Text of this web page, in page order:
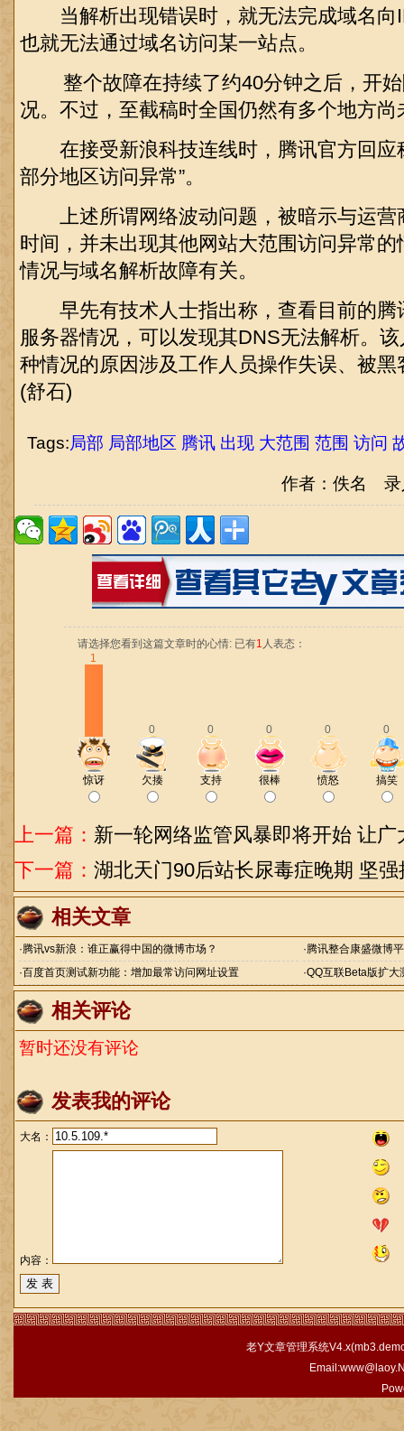
当解析出现错误时，就无法完成域名向
也就无法通过域名访问某一站点。
整个故障在持续了约40分钟之后，开始
况。不过，至截稿时全国仍然有多个地方
在接受新浪科技连线时，腾讯官方回应
部分地区访问异常”。
上述所谓网络波动问题，被暗示与运营
时间，并未出现其他网站大范围访问异常
情况与域名解析故障有关。
早先有技术人士指出称，查看目前的腾
服务器情况，可以发现其DNS无法解析。
种情况的原因涉及工作人员操作失误、被
(舒石)
Tags:局部 局部地区 腾讯 出现 大范围 范围 访问
作者：佚名 录
请选择您看到这篇文章时的心情: 已有1 人表态：
1
0 0 0 0 0
惊讶 欠揍 支持 很棒 愤怒 搞笑
上一篇： 新一轮网络监管风暴即将开始 让
下一篇： 湖北天门90后站长尿毒症晚期 坚
相关文章
·腾讯vs新浪：谁正赢得中国的微博市场？ ·腾讯整合康盛微博
·百度首页测试新功能：增加最常访问网址设置 ·QQ互联Beta版扩大
相关评论
暂时还没有评论
发表我的评论
大名：
内容：
老Y文章管理系统V4.x(